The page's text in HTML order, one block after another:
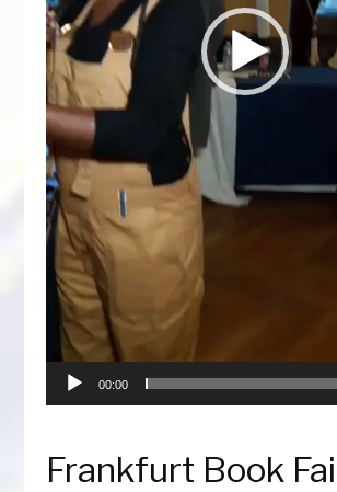
00:00
Frankfurt Book